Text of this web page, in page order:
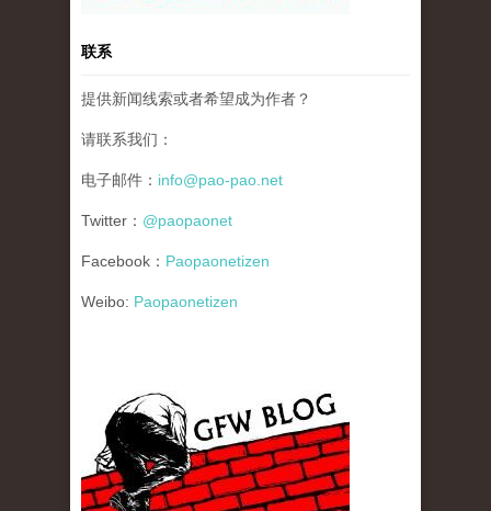
联系
提供新闻线索或者希望成为作者？
请联系我们：
电子邮件： info@pao-pao.net
Twitter： @paopaonet
Facebook： Paopaonetizen
Weibo: Paopaonetizen
gfw_blog_small.jpg